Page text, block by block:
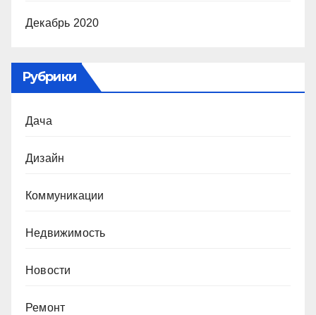
Декабрь 2020
Рубрики
Дача
Дизайн
Коммуникации
Недвижимость
Новости
Ремонт